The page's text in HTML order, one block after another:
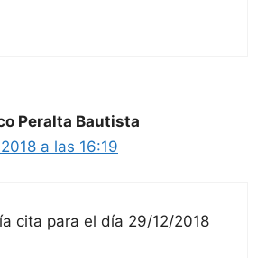
Peralta Bautista
a las 16:19
cita para el día 29/12/2018